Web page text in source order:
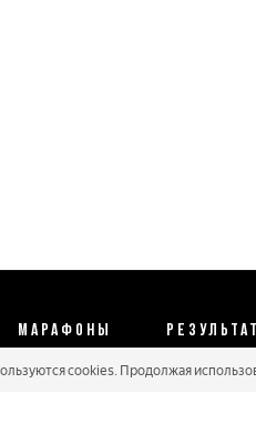
МАРАФОНЫ
Календарь 2026
Протоколы
cookies. Продолжая